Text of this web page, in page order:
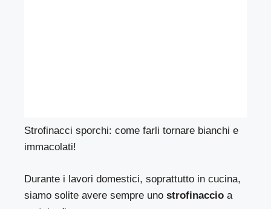
Strofinacci sporchi: come farli tornare bianchi e
immacolati!
Durante i lavori domestici, soprattutto in cucina,
siamo solite avere sempre unostrofinaccio a